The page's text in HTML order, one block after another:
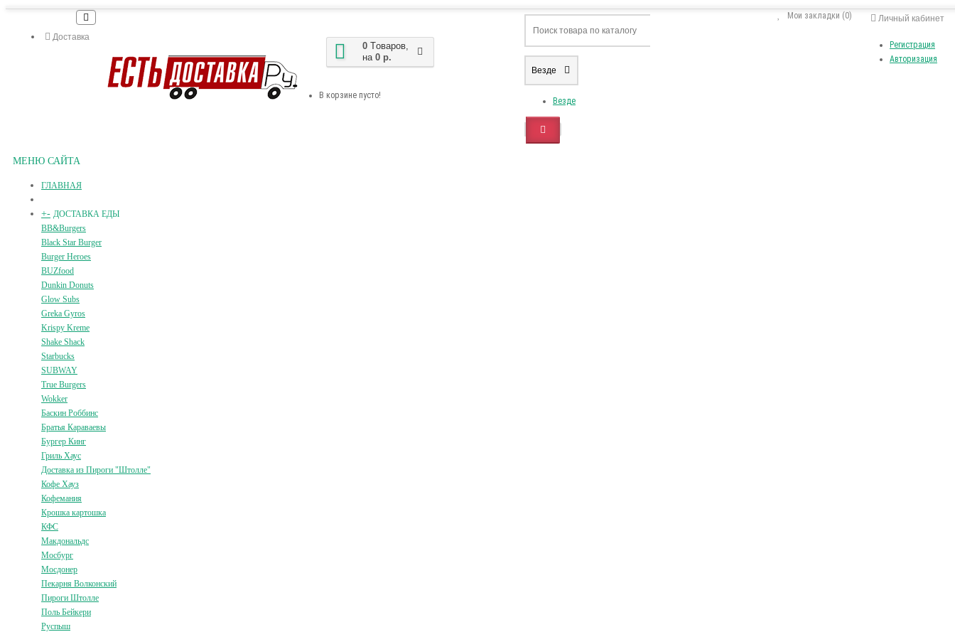
Доставка
Личный кабинет
Регистрация
Авторизация
Мои закладки (0)
0 Tоваров,
на 0 р.
В корзине пусто!
Везде
Везде
МЕНЮ САЙТА
ГЛАВНАЯ
+- ДОСТАВКА ЕДЫ
BB&Burgers
Black Star Burger
Burger Heroes
BUZfood
Dunkin Donuts
Glow Subs
Greka Gyros
Krispy Kreme
Shake Shack
Starbucks
SUBWAY
True Burgers
Wokker
Баскин Роббинс
Братья Караваевы
Бургер Кинг
Гриль Хаус
Доставка из Пироги "Штолле"
Кофе Хауз
Кофемания
Крошка картошка
КФС
Макдональдс
Мосбург
Мосдонер
Пекарня Волконский
Пироги Штолле
Поль Бейкери
Руспыш